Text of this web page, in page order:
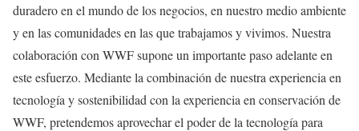
duradero en el mundo de los negocios, en nuestro medio ambiente
y en las comunidades en las que trabajamos y vivimos. Nuestra
colaboración con WWF supone un importante paso adelante en
este esfuerzo. Mediante la combinación de nuestra experiencia en
tecnología y sostenibilidad con la experiencia en conservación de
WWF, pretendemos aprovechar el poder de la tecnología para